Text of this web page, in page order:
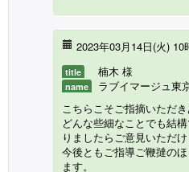
2023年03月14日(火) 10
title 楠木 様
name
ラブイマージュ東
こちらこそご指摘いただ
どんな些細なことでも結
りましたらご意見いただけ
今後ともご指導ご鞭撻の
ます。